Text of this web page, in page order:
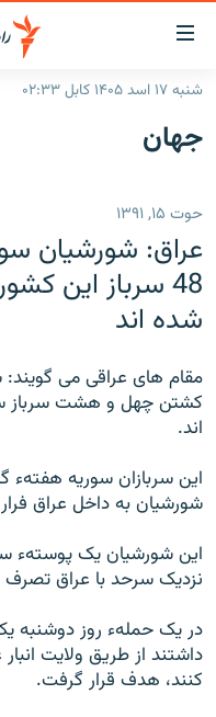
لینک‌های
قابل
دسترسی
به
بازگشت
منوی
اصلی
مراجعه
صفحه
جستجو
گزارش‌ها
منطقه
شرق میانه
جهان
افغانستان
جهان
جدول نشرات
مصاحبه‌ها
برنامه‌ها
ورزش
بحران مهاجرت
'کووید-۱۹'
تماس
صفحه پشتو
به ما بپیوندید
شنبه ۱۷ اسد ۱۴۰۵ کابل ۰۲:۳۳
جهان
حوت ۱۵, ۱۳۹۱
عراق: شورشیان
48 سرباز این
شده اند
مقام های عراقی می
کشتن چهل و هشت سرباز
اند.
این سربازان سوریه
شورشیان به داخل عراق
این شورشیان یک پوستهء
نزدیک سرحد با عراق تصرف
در یک حملهء روز دوشنبه
داشتند از طریق ولایت
کنند، هدف قرار گرفت.